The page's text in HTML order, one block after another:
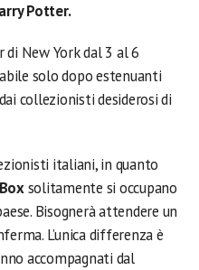
Potter.
di New York dal 3 al 6
solo dopo estenuanti
collezionisti desiderosi di
italiani, in quanto
solitamente si occupano
Bisognerà attendere un
L’unica differenza è
accompagnati dal